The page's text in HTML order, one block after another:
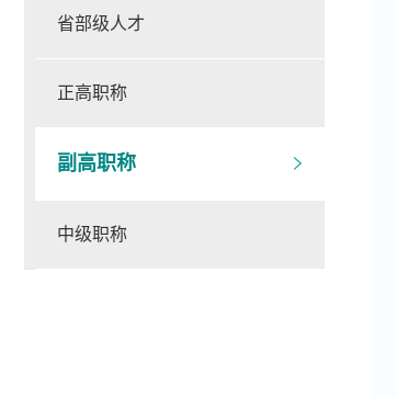
省部级人才
正高职称
副高职称
中级职称